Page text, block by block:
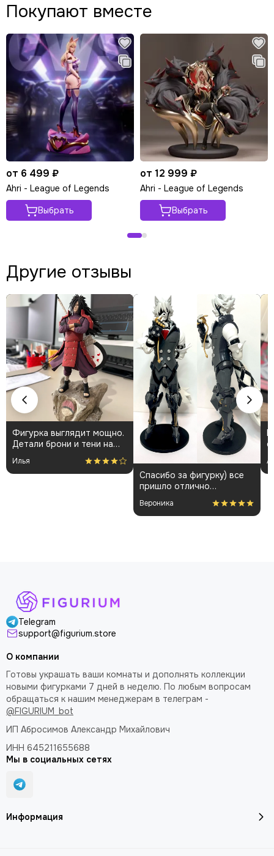
Покупают вместе
от 6 499 ₽
Ahri - League of Legends
Выбрать
от 12 999 ₽
Ahri - League of Legends
Выбрать
Другие отзывы
Фигурка выглядит мощно.
Детали брони и тени на
плаще проработаны
аккуратно. Пришла быстро
и без повреждений.
Илья
Спасибо за фигурку) все
пришло отлично
упакованным. Отдельная
благодарность за
покраску модели.
Вероника
Telegram
support@figurium.store
Информация
О компании
Готовы украшать ваши комнаты и дополнять коллекции
новыми фигурками 7 дней в неделю. По любым вопросам
обращаться к нашим менеджерам в телеграм -
@FIGURIUM_bot
ИП Абросимов Александр Михайлович
ИНН 645211655688
Мы в социальных сетях